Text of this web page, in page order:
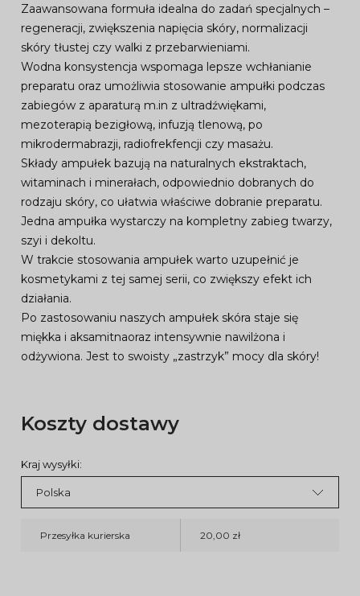
Zaawansowana formuła idealna do zadań specjalnych –
regeneracji, zwiększenia napięcia skóry, normalizacji
skóry tłustej czy walki z przebarwieniami.
Wodna konsystencja wspomaga lepsze wchłanianie
preparatu oraz umożliwia stosowanie ampułki podczas
zabiegów z aparaturą m.in z ultradźwiękami,
mezoterapią bezigłową, infuzją tlenową, po
mikrodermabrazji, radiofrekfencji czy masażu.
Składy ampułek bazują na naturalnych ekstraktach,
witaminach i minerałach, odpowiednio dobranych do
rodzaju skóry, co ułatwia właściwe dobranie preparatu.
Jedna ampułka wystarczy na kompletny zabieg twarzy,
szyi i dekoltu.
W trakcie stosowania ampułek warto uzupełnić je
kosmetykami z tej samej serii, co zwiększy efekt ich
działania.
Po zastosowaniu naszych ampułek skóra staje się
miękka i aksamitnaoraz intensywnie nawilżona i
odżywiona. Jest to swoisty „zastrzyk” mocy dla skóry!
Koszty dostawy
Kraj wysyłki:
Przesyłka kurierska 20,00 zł